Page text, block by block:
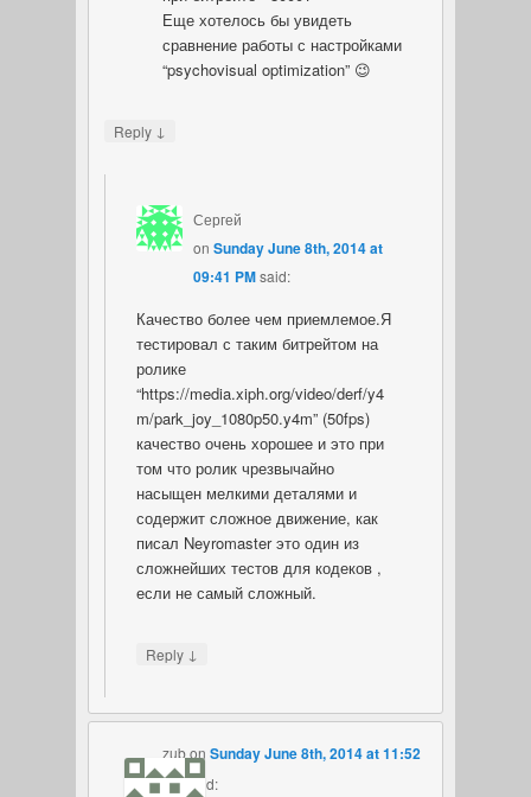
Еще хотелось бы увидеть
сравнение работы с настройками
“psychovisual optimization” 😉
Reply ↓
Сергей
on Sunday June 8th, 2014 at
09:41 PMsaid:
Качество более чем приемлемое.Я
тестировал с таким битрейтом на
ролике
“https://media.xiph.org/video/derf/y4
m/park_joy_1080p50.y4m” (50fps)
качество очень хорошее и это при
том что ролик чрезвычайно
насыщен мелкими деталями и
содержит сложное движение, как
писал Neyromaster это один из
сложнейших тестов для кодеков ,
если не самый сложный.
Reply ↓
zubon Sunday June 8th, 2014 at 11:52
PMsaid: